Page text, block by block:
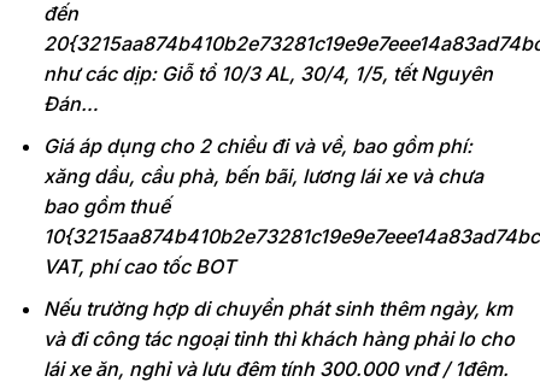
đến
như các dịp: Giỗ tổ 10/3 AL, 30/4, 1/5, tết Nguyên
Đán…
Giá áp dụng cho 2 chiều đi và về, bao gồm phí:
xăng dầu, cầu phà, bến bãi, lương lái xe và chưa
bao gồm thuế
VAT, phí cao tốc BOT
Nếu trường hợp di chuyển phát sinh thêm ngày, km
và đi công tác ngoại tỉnh thì khách hàng phải lo cho
lái xe ăn, nghỉ và lưu đêm tính 300.000 vnđ / 1đêm.